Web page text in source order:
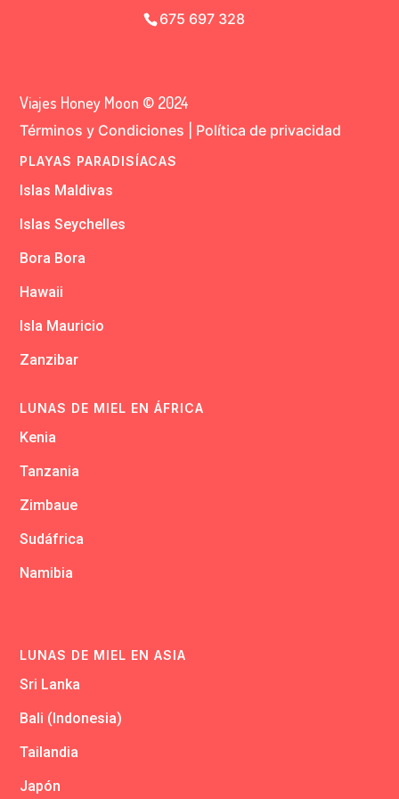
675 697 328
Viajes Honey Moon © 2024
Términos y Condiciones Política de privacidad
PLAYAS PARADISÍACAS
Islas Maldivas
Islas Seychelles
Bora Bora
Hawaii
Isla Mauricio
Zanzibar
LUNAS DE MIEL EN ÁFRICA
Kenia
Tanzania
Zimbaue
Sudáfrica
Namibia
LUNAS DE MIEL EN ASIA
Sri Lanka
Bali (Indonesia)
Tailandia
Japón